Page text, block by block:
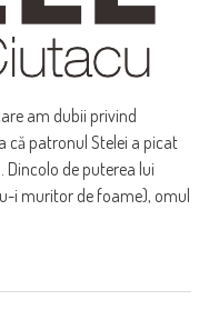
am dubii privind
că patronul Stelei a picat
Dincolo de puterea lui
i muritor de foame), omul